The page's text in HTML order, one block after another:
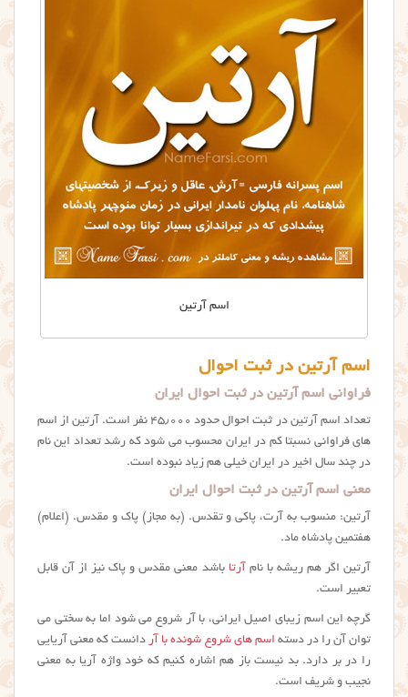
اسم آرتین
اسم آرتین در ثبت احوال
فراوانی اسم آرتین در ثبت احوال ایران
تعداد اسم آرتین در ثبت احوال حدود ۴۵٫۰۰۰ نفر است. آرتين از اسم
های فراوانی نسبتا کم در ایران محسوب می شود که رشد تعداد این نام
در چند سال اخیر در ایران خیلی هم زیاد نبوده است.
معنی اسم آرتین در ثبت احوال ایران
آرتین: منسوب به آرت، پاکی و تقدس. (به مجاز) پاک و مقدس. (اَعلام)
هفتمین پادشاه ماد.
آرتین اگر هم ریشه با نام آرتا باشد معنی مقدس و پاک نیز از آن قابل
تعبیر است.
گرچه این اسم زیبای اصیل ایرانی، با آر شروع می شود اما به سختی می
توان آن را در دسته اسم های شروع شونده با آر دانست که معنی آریایی
را در بر دارد. بد نیست باز هم اشاره کنیم که خود واژه آریا به معنی
نجیب و شریف است.